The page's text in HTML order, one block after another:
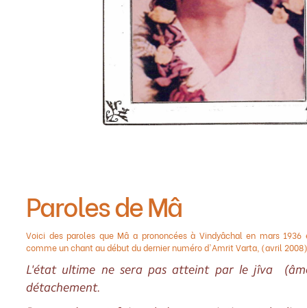
Paroles de Mâ
Voici des paroles que Mâ a prononcées à Vindyâchal en mars
comme un chant au début du dernier numéro d'Amrit Varta, (avril
L'état ultime ne sera pas atteint par le jîva
détachement.